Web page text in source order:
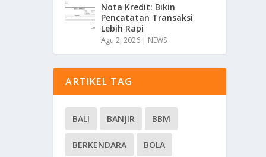
Nota Kredit: Bikin
Pencatatan Transaksi
Lebih Rapi
Agu 2, 2026 | NEWS
ARTIKEL TAG
BALI BANJIR BBM
BERKENDARA BOLA